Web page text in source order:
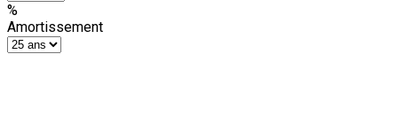
%
Amortissement